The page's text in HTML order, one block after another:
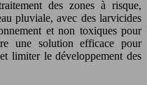
des zones à risque,
pluviale, avec des larvicides
et non toxiques pour
une solution efficace pour
limiter le développement des